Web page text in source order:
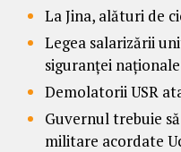
La Jina, alături de
Legea salarizării
siguranței naționale
Demolatorii USR
Guvernul trebuie
militare acordate